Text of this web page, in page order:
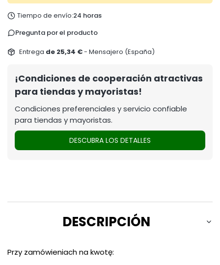
Tiempo de envío:24 horas
Pregunta por el producto
Entrega de 25,34 €- Mensajero (España)
¡Condiciones de cooperación atractivas
para tiendas y mayoristas!
Condiciones preferenciales y servicio confiable
para tiendas y mayoristas.
DESCUBRA LOS DETALLES
DESCRIPCIÓN
Przy zamówieniach na kwotę: